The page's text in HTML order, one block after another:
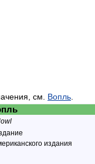
см. Вопль
издания